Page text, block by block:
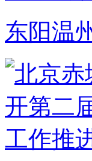
东阳温